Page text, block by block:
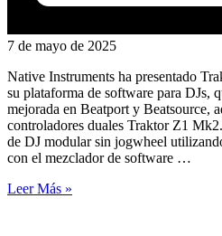
7 de mayo de 2025
Native Instruments ha presentado
su plataforma de software para DJs,
mejorada en Beatport y Beatsource,
controladores duales Traktor Z1
de DJ modular sin jogwheel
con el mezclador de software …
Leer Más »